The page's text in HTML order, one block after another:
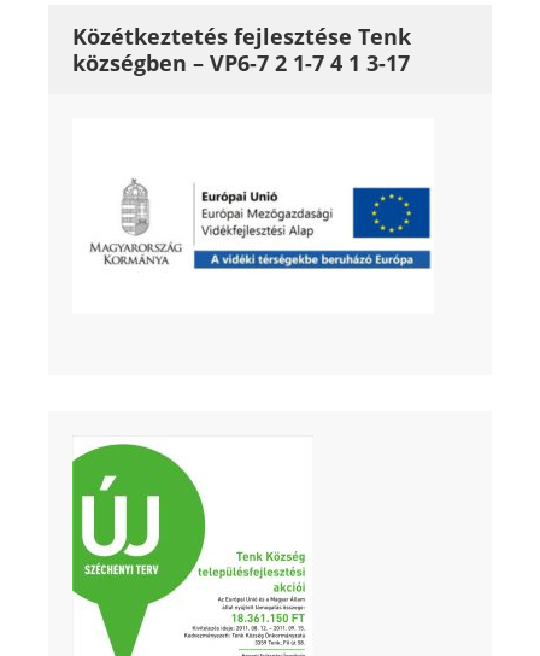
Közétkeztetés fejlesztése Tenk
községben – VP6-7 2 1-7 4 1 3-17